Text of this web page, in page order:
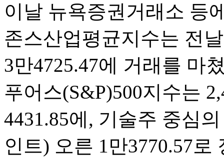
이날 뉴욕증권거래소 등
존스산업평균지수는 전
3만4725.47에 거래를 마
푸어스(S&P)500지수는
4431.85에, 기술주 중심
인트) 오른 1만3770.57로